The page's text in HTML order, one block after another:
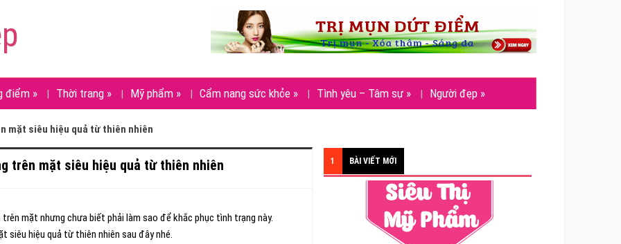
điểm » Thời trang » Mỹ phẩm » Cẩm nang sức khỏe » Tình yêu – Tâm sự » Người đẹp »
mặt siêu hiệu quả từ thiên nhiên
trên mặt siêu hiệu quả từ thiên nhiên
mặt nhưng chưa biết phải làm sao để khắc phục tình trạng này.
siêu hiệu quả từ thiên nhiên sau đây nhé.
1 BÀI VIẾT MỚI